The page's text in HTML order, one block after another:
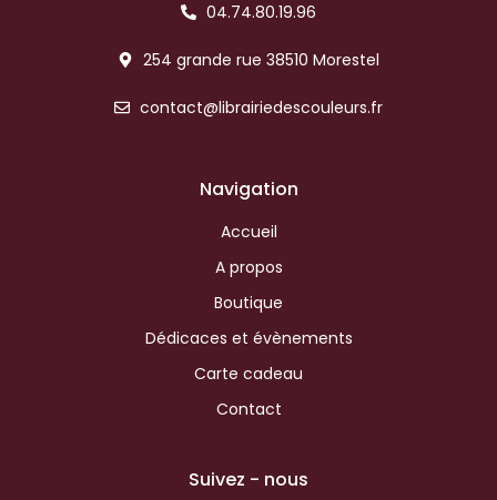
04.74.80.19.96
254 grande rue 38510 Morestel
contact@librairiedescouleurs.fr
Navigation
Accueil
A propos
Boutique
Dédicaces et évènements
Carte cadeau
Contact
Suivez - nous